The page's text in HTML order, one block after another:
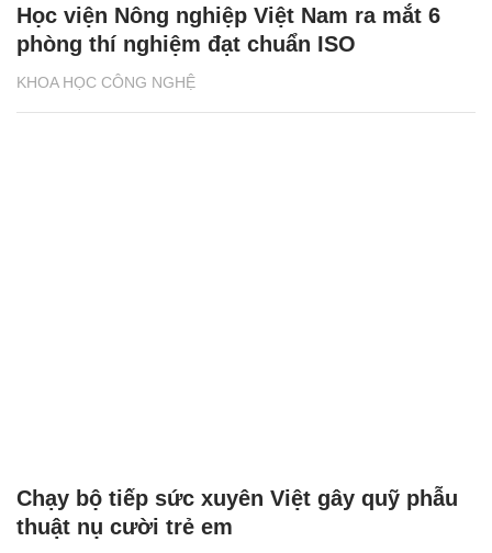
KHOA HỌC CÔNG NGHỆ
Học viện Nông nghiệp Việt Nam ra mắt 6
phòng thí nghiệm đạt chuẩn ISO
Chạy bộ tiếp sức xuyên Việt gây quỹ phẫu
thuật nụ cười trẻ em